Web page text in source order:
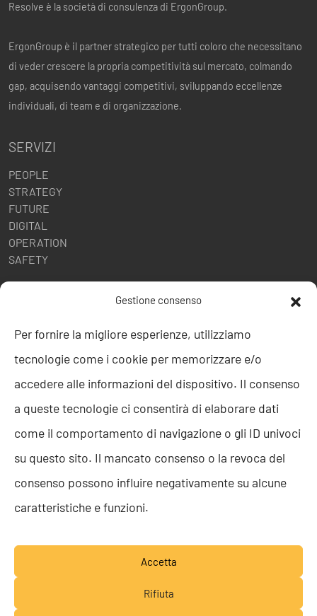
Gestione consenso
Per fornire la migliore esperienze, utilizziamo
tecnologie come i cookie per memorizzare e/o
accedere alle informazioni del dispositivo. Il consenso
a queste tecnologie ci consentirà di elaborare dati
come il comportamento di navigazione o gli ID univoci
su questo sito. Il mancato consenso o la revoca del
consenso possono influire negativamente su alcune
caratteristiche e funzioni.
Accetta
Rifiuta
Resolve è la società di consulenza di ErgonGroup.
ErgonGroup è il partner strategico per tutti coloro che necessitano
di veder crescere la propria competitività sul mercato, colmando
gap, acquisendo vantaggi competitivi, sviluppando eccellenze
individuali, di team e di organizzazione.
SERVIZI
PEOPLE
STRATEGY
FUTURE
DIGITAL
OPERATION
SAFETY
POLITICHE AZIENDALI
ISO 9001
ISO 27001
Codice etico
Segnalazione Whistleblowing
Politica per la Parità di Genere
Politica per la sicurezza delle informazioni
TEAM RESOLVE